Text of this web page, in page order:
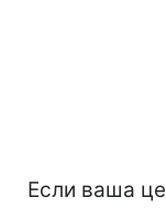
Если ваша